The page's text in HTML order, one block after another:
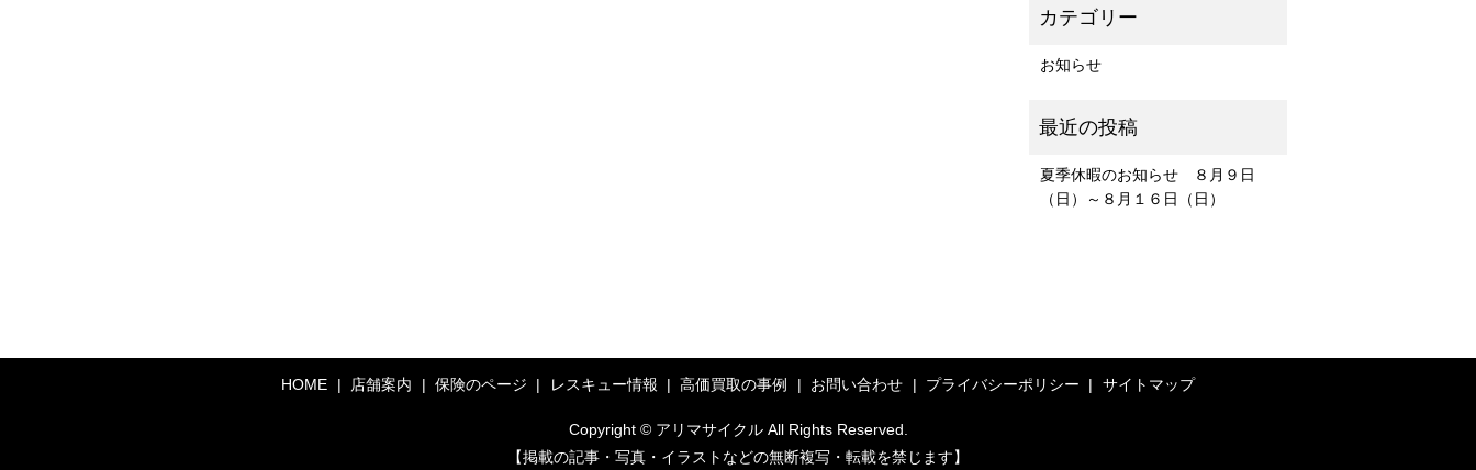
お知らせ
夏季休暇のお知らせ ８月９日
（日）～８月１６日（日）
HOME 店舗案内 保険のページ レスキュー情報 高価買取の事例 お問い合わせ プライバシーポリシー サイトマップ
Copyright © アリマサイクル All Rights Reserved.
【掲載の記事・写真・イラストなどの無断複写・転載を禁じます】